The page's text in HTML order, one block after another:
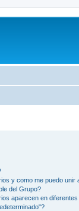
y como me puedo unir
del Grupo?
aparecen en